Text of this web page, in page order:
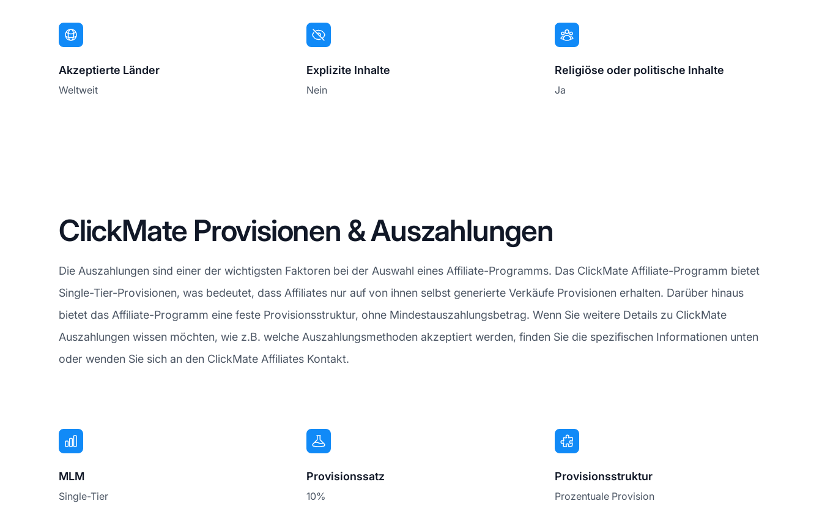
Akzeptierte Länder
Weltweit
Explizite Inhalte
Nein
Religiöse oder politische Inhalte
Ja
ClickMate Provisionen & Auszahlungen
Die Auszahlungen sind einer der wichtigsten Faktoren bei der Auswahl eines Affiliate-Programms. Das ClickMate Affiliate-Programm bietet
Single-Tier-Provisionen, was bedeutet, dass Affiliates nur auf von ihnen selbst generierte Verkäufe Provisionen erhalten. Darüber hinaus
bietet das Affiliate-Programm eine feste Provisionsstruktur, ohne Mindestauszahlungsbetrag. Wenn Sie weitere Details zu ClickMate
Auszahlungen wissen möchten, wie z.B. welche Auszahlungsmethoden akzeptiert werden, finden Sie die spezifischen Informationen unten
oder wenden Sie sich an den ClickMate Affiliates Kontakt.
MLM
Single-Tier
Provisionssatz
10%
Provisionsstruktur
Prozentuale Provision